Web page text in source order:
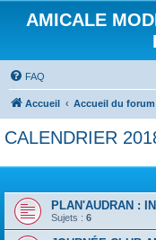
AMICALE
FAQ
Accueil Accueil du forum
CALENDRIER
PLAN'AUDRAN :
Sujets : 6